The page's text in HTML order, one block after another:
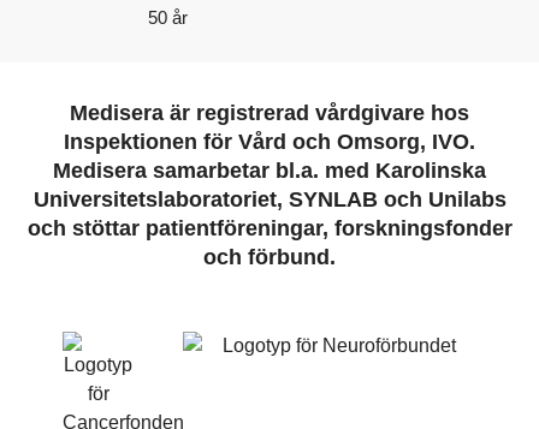
50 år
Medisera är registrerad vårdgivare hos
Inspektionen för Vård och Omsorg, IVO.
Medisera samarbetar bl.a. med Karolinska
Universitetslaboratoriet, SYNLAB och Unilabs
och stöttar patientföreningar, forskningsfonder
och förbund.